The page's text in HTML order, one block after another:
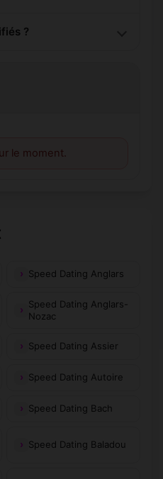
?
le moment.
Speed Dating Anglars
Speed Dating Anglars-
Nozac
Speed Dating Assier
Speed Dating Autoire
Speed Dating Bach
Speed Dating Baladou